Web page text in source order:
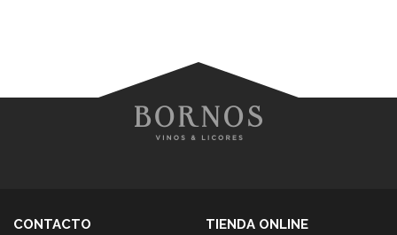
CONTACTO TIENDA ONLINE